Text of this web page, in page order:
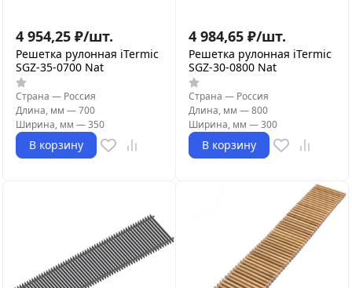
4 954,25 ₽/шт.
Решетка рулонная iTermic
SGZ-35-0700 Nat
Страна — Россия
Длина, мм —700
Ширина, мм —350
В корзину
4 984,65 ₽/шт.
Решетка рулонная iTermic
SGZ-30-0800 Nat
Страна — Россия
Длина, мм —800
Ширина, мм —300
В корзину